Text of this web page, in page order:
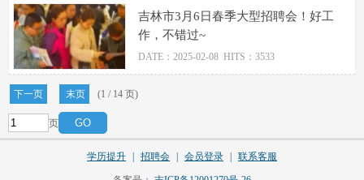
吉林市3月6日春季大型招聘会！好工
作，不错过~
DATE：2025-02-08 HITS：3533
下一页 末页 (1 / 14 页)
页
学历提升 招聘会 会员登录 联系客服